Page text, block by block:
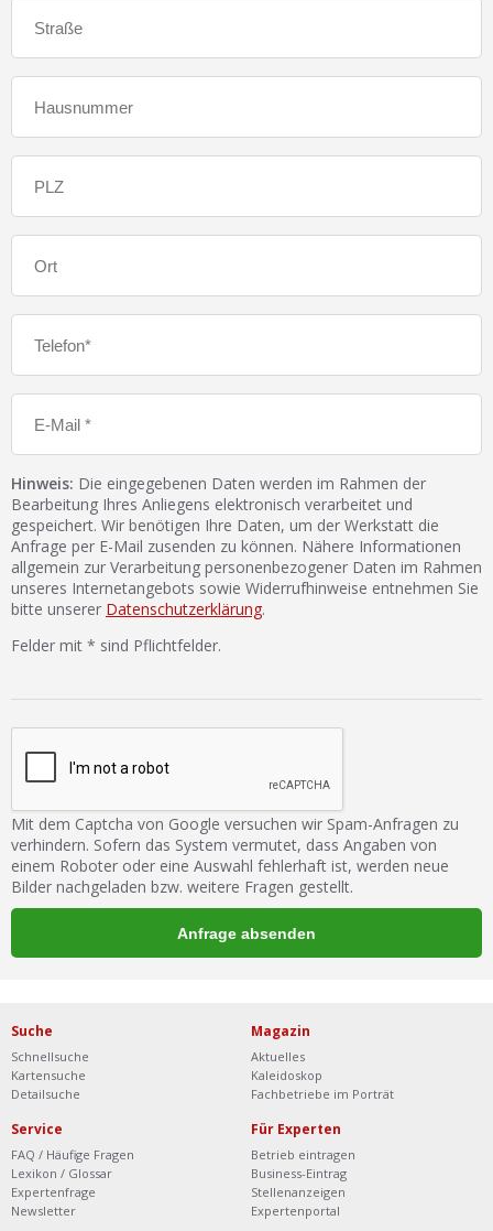
Hinweis: Die eingegebenen Daten werden im Rahmen der
Bearbeitung Ihres Anliegens elektronisch verarbeitet und
gespeichert. Wir benötigen Ihre Daten, um der Werkstatt die
Anfrage per E-Mail zusenden zu können. Nähere Informationen
allgemein zur Verarbeitung personenbezogener Daten im Rahmen
unseres Internetangebots sowie Widerrufhinweise entnehmen Sie
bitte unserer Datenschutzerklärung.
Felder mit * sind Pflichtfelder.
Mit dem Captcha von Google versuchen wir Spam-Anfragen zu
verhindern. Sofern das System vermutet, dass Angaben von
einem Roboter oder eine Auswahl fehlerhaft ist, werden neue
Bilder nachgeladen bzw. weitere Fragen gestellt.
Suche
Schnellsuche
Kartensuche
Detailsuche
Magazin
Aktuelles
Kaleidoskop
Fachbetriebe im Porträt
Service
FAQ / Häufige Fragen
Lexikon / Glossar
Expertenfrage
Newsletter
Für Experten
Betrieb eintragen
Business-Eintrag
Stellenanzeigen
Expertenportal